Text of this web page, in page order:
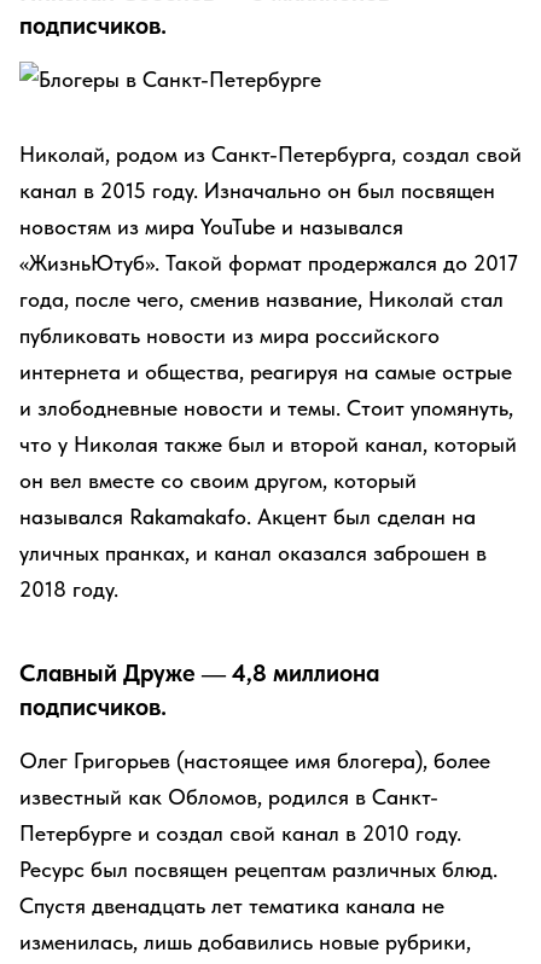
подписчиков.
Николай, родом из Санкт-Петербурга, создал свой
канал в 2015 году. Изначально он был посвящен
новостям из мира YouTube и назывался
«ЖизньЮтуб». Такой формат продержался до 2017
года, после чего, сменив название, Николай стал
публиковать новости из мира российского
интернета и общества, реагируя на самые острые
и злободневные новости и темы. Стоит упомянуть,
что у Николая также был и второй канал, который
он вел вместе со своим другом, который
назывался Rakamakafo. Акцент был сделан на
уличных пранках, и канал оказался заброшен в
2018 году.
Славный Друже — 4,8 миллиона
подписчиков.
Олег Григорьев (настоящее имя блогера), более
известный как Обломов, родился в Санкт-
Петербурге и создал свой канал в 2010 году.
Ресурс был посвящен рецептам различных блюд.
Спустя двенадцать лет тематика канала не
изменилась, лишь добавились новые рубрики,